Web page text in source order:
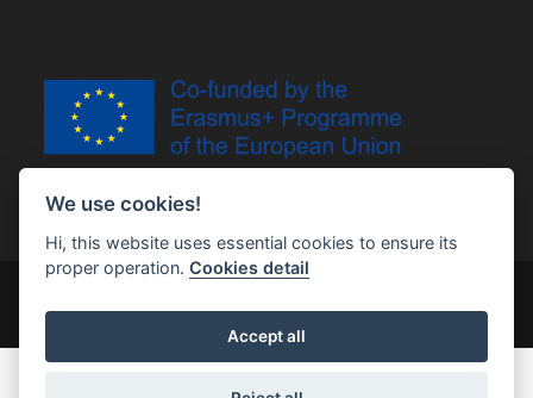
We use cookies!
Hi, this website uses essential cookies to ensure its
proper operation.Cookies detail
Accept all